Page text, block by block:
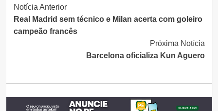
Continue
Lendo
Notícia Anterior
Real Madrid sem técnico e Milan acerta com goleiro
campeão francês
Próxima Notícia
Barcelona oficializa Kun Aguero